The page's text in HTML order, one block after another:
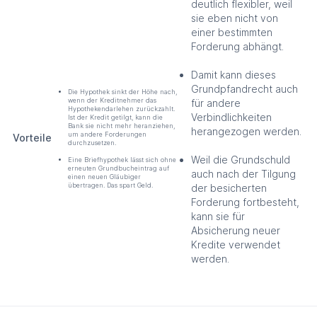
Vorteile
Die Hypothek sinkt der Höhe nach,
wenn der Kreditnehmer das
Hypothekendarlehen zurückzahlt.
Ist der Kredit getilgt, kann die
Bank sie nicht mehr heranziehen,
um andere Forderungen
durchzusetzen.
Eine Briefhypothek lässt sich ohne
erneuten Grundbucheintrag auf
einen neuen Gläubiger
übertragen. Das spart Geld.
deutlich flexibler, weil
sie eben nicht von
einer bestimmten
Forderung abhängt.
Damit kann dieses
Grundpfandrecht auch
für andere
Verbindlichkeiten
herangezogen werden.
Weil die Grundschuld
auch nach der Tilgung
der besicherten
Forderung fortbesteht,
kann sie für
Absicherung neuer
Kredite verwendet
werden.